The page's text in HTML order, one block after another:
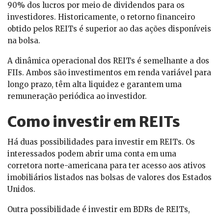
90% dos lucros por meio de dividendos para os
investidores. Historicamente, o retorno financeiro
obtido pelos REITs é superior ao das ações disponíveis
na bolsa.
A dinâmica operacional dos REITs é semelhante a dos
FIIs. Ambos são investimentos em renda variável para
longo prazo, têm alta liquidez e garantem uma
remuneração periódica ao investidor.
Como investir em REITs
Há duas possibilidades para investir em REITs. Os
interessados podem abrir uma conta em uma
corretora norte-americana para ter acesso aos ativos
imobiliários listados nas bolsas de valores dos Estados
Unidos.
Outra possibilidade é investir em BDRs de REITs,